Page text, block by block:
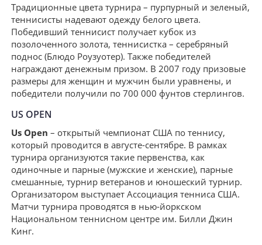
Традиционные цвета турнира – пурпурный и зеленый,
теннисисты надевают одежду белого цвета.
Победивший теннисист получает кубок из
позолоченного золота, теннисистка – серебряный
поднос (Блюдо Роузуотер). Также победителей
награждают денежным призом. В 2007 году призовые
размеры для женщин и мужчин были уравнены, и
победители получили по 700 000 фунтов стерлингов.
US OPEN
Us Open – открытый чемпионат США по теннису,
который проводится в августе-сентябре. В рамках
турнира организуются такие первенства, как
одиночные и парные (мужские и женские), парные
смешанные, турнир ветеранов и юношеский турнир.
Организатором выступает Ассоциация тенниса США.
Матчи турнира проводятся в нью-йоркском
Национальном теннисном центре им. Билли Джин
Кинг.